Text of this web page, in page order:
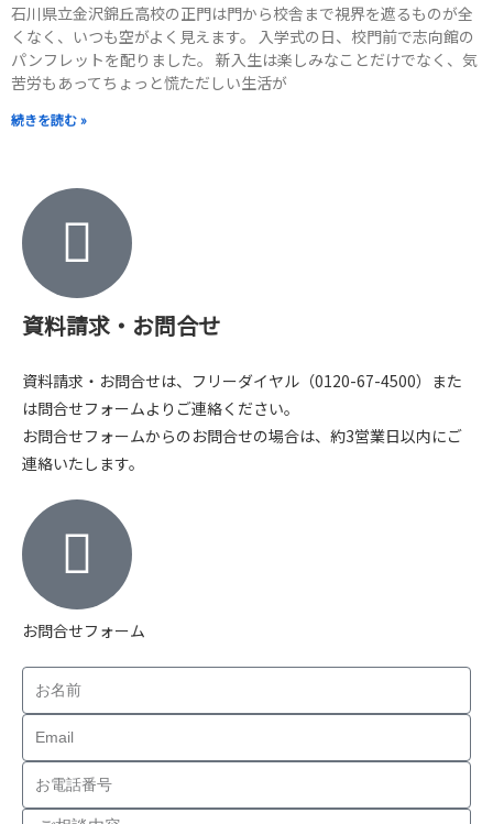
石川県立金沢錦丘高校の正門は門から校舎まで視界を遮るものが全
くなく、いつも空がよく見えます。 入学式の日、校門前で志向館の
パンフレットを配りました。 新入生は楽しみなことだけでなく、気
苦労もあってちょっと慌ただしい生活が
続きを読む »
資料請求・お問合せ
資料請求・お問合せは、フリーダイヤル（0120-67-4500）また
は問合せフォームよりご連絡ください。
お問合せフォームからのお問合せの場合は、約3営業日以内にご
連絡いたします。
お問合せフォーム